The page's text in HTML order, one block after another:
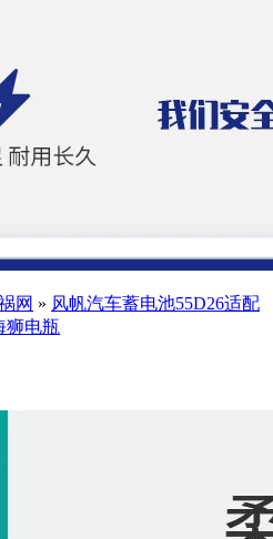
网 » 风帆汽车蓄电池55D26适配
狮电瓶